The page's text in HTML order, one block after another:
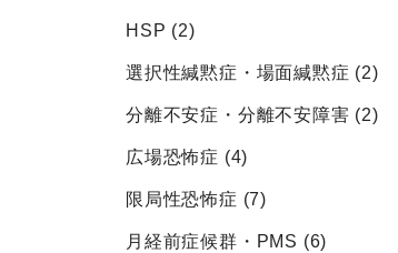
HSP (2)
選択性緘黙症・場面緘黙症 (2)
分離不安症・分離不安障害 (2)
広場恐怖症 (4)
限局性恐怖症 (7)
月経前症候群・PMS (6)